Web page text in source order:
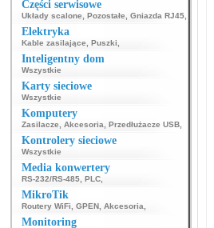
Części serwisowe
Układy scalone Pozostałe Gniazda RJ45
Elektryka
Kable zasilające Puszki
Inteligentny dom
Wszystkie
Karty sieciowe
Wszystkie
Komputery
Zasilacze Akcesoria Przedłużacze USB
Kontrolery sieciowe
Wszystkie
Media konwertery
RS-232/RS-485 PLC
MikroTik
Routery WiFi GPEN Akcesoria
Monitoring